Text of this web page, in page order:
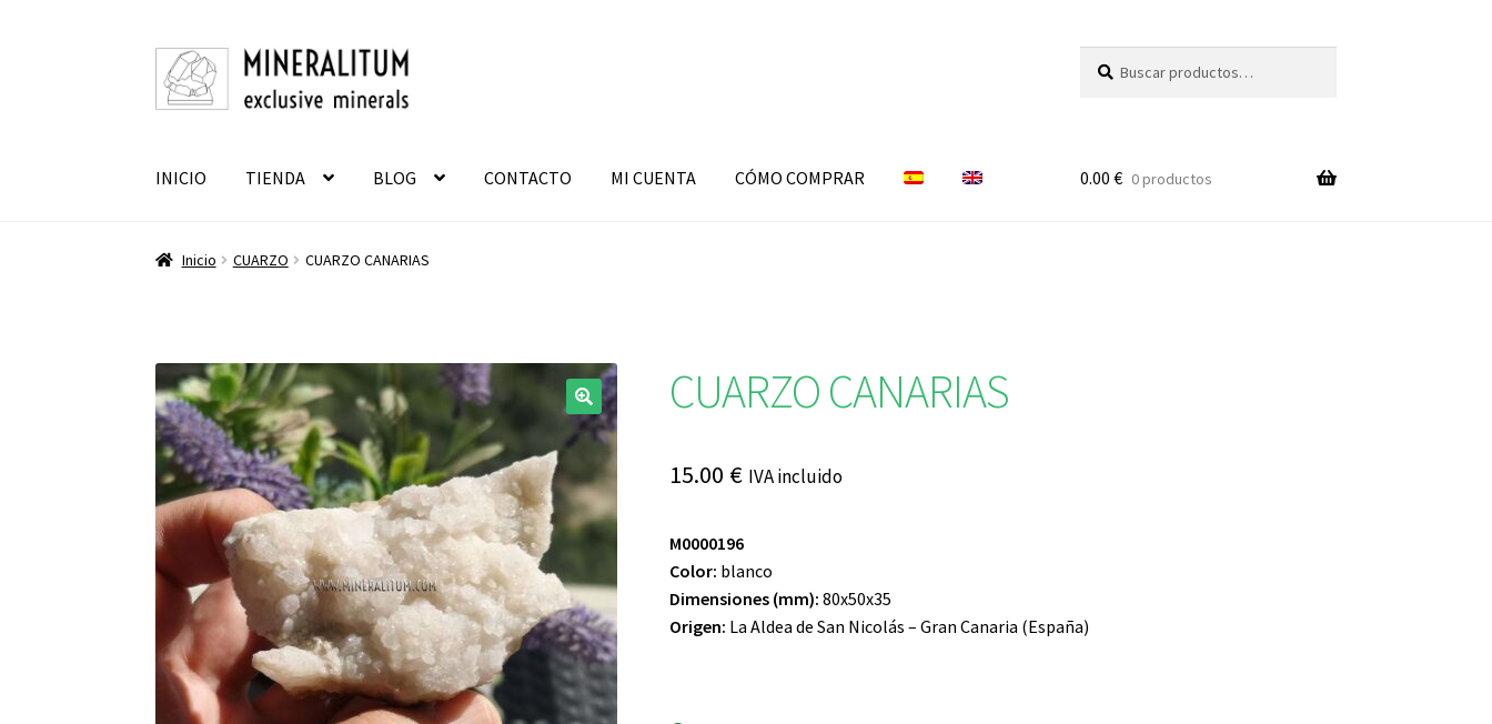
a
la
al
contenido
por:
INICIO TIENDA BLOG CONTACTO MI CUENTA CÓMO COMPRAR 0.00 € 0 productos
Inicio CUARZO CUARZO CANARIAS
🔍
CUARZO CANARIAS
15.00 € IVA incluido
M0000196
Color: blanco
Dimensiones (mm): 80x50x35
Origen: La Aldea de San Nicolás – Gran Canaria (España)